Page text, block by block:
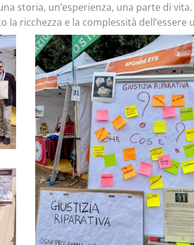
storia, un’esperienza, una parte di
la ricchezza e la complessità dell’essere